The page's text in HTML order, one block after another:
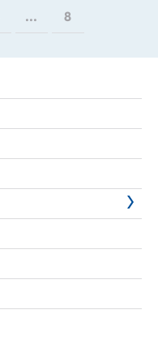
... 8